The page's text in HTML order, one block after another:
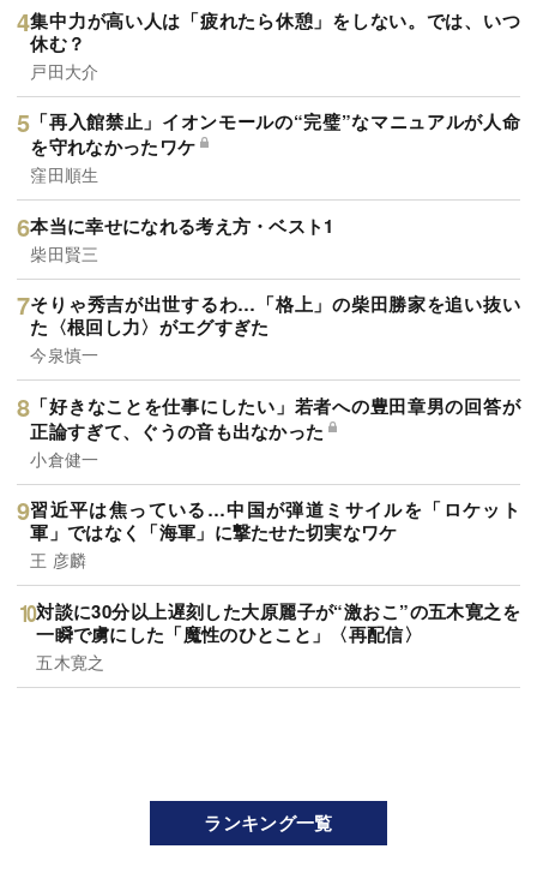
集中力が高い人は「疲れたら休憩」をしない。では、いつ
休む？
戸田大介
「再入館禁止」イオンモールの“完璧”なマニュアルが人命
を守れなかったワケ
窪田順生
本当に幸せになれる考え方・ベスト1
柴田賢三
そりゃ秀吉が出世するわ…「格上」の柴田勝家を追い抜い
た〈根回し力〉がエグすぎた
今泉慎一
「好きなことを仕事にしたい」若者への豊田章男の回答が
正論すぎて、ぐうの音も出なかった
小倉健一
習近平は焦っている…中国が弾道ミサイルを「ロケット
軍」ではなく「海軍」に撃たせた切実なワケ
王 彦麟
対談に30分以上遅刻した大原麗子が“激おこ”の五木寛之を
一瞬で虜にした「魔性のひとこと」〈再配信〉
五木寛之
ランキング一覧